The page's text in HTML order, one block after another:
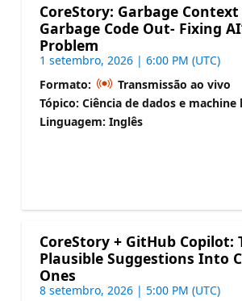
CoreStory: Garbage
Garbage Code Out- Fixing
Problem
1 setembro, 2026 | 6:00 PM (UTC)
Formato:
Transmissão ao vivo
Tópico: Ciência de dados e machine
Linguagem: Inglês
CoreStory + GitHub Copilot:
Plausible Suggestions Into
Ones
8 setembro, 2026 | 5:00 PM (UTC)